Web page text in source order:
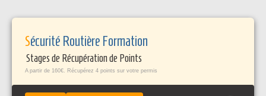
Sécurité Routière Formation
Stages de Récupération de Points
A partir de 160€. Récupérez 4 points sur votre permis